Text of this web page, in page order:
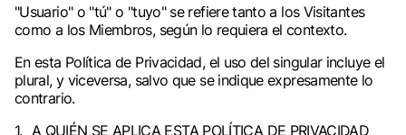
"Usuario" o "tú" o "tuyo" se refiere tanto a los Visitantes
como a los Miembros, según lo requiera el contexto.
En esta Política de Privacidad, el uso del singular incluye el
plural, y viceversa, salvo que se indique expresamente lo
contrario.
A QUIÉN SE APLICA ESTA POLÍTICA DE PRIVACIDAD